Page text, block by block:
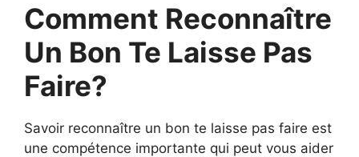
Comment Reconnaître
Un Bon Te Laisse Pas
Faire?
Savoir reconnaître un bon te laisse pas faire est
une compétence importante qui peut vous aider